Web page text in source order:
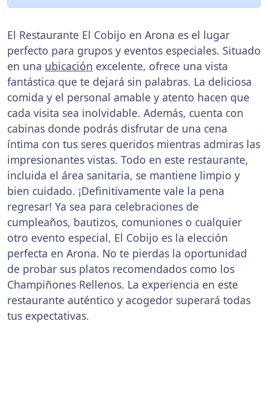
El Restaurante El Cobijo en Arona es el lugar
perfecto para grupos y eventos especiales. Situado
en una ubicación excelente, ofrece una vista
fantástica que te dejará sin palabras. La deliciosa
comida y el personal amable y atento hacen que
cada visita sea inolvidable. Además, cuenta con
cabinas donde podrás disfrutar de una cena
íntima con tus seres queridos mientras admiras las
impresionantes vistas. Todo en este restaurante,
incluida el área sanitaria, se mantiene limpio y
bien cuidado. ¡Definitivamente vale la pena
regresar! Ya sea para celebraciones de
cumpleaños, bautizos, comuniones o cualquier
otro evento especial, El Cobijo es la elección
perfecta en Arona. No te pierdas la oportunidad
de probar sus platos recomendados como los
Champiñones Rellenos. La experiencia en este
restaurante auténtico y acogedor superará todas
tus expectativas.